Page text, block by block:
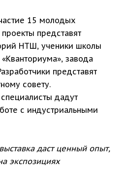
15 молодых
представят
НТШ, ученики школы
завода
представят
совету.
дадут
с индустриальными
даст ценный опыт,
экспозициях